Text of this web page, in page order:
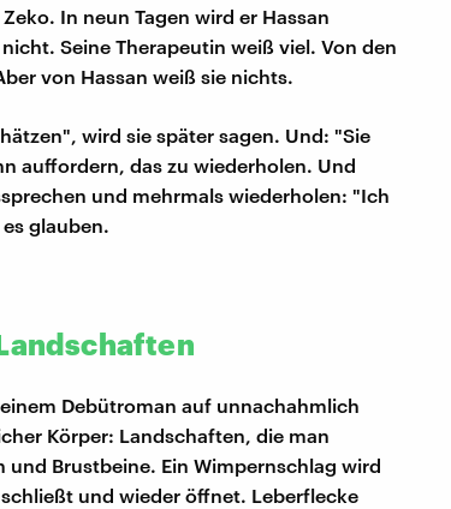
In neun Tagen wird er Hassan
Seine Therapeutin weiß viel. Von den
von Hassan weiß sie nichts.
wird sie später sagen. Und: "Sie
auffordern, das zu wiederholen. Und
und mehrmals wiederholen: "Ich
glauben.
Debütroman auf unnachahmlich
Körper: Landschaften, die man
Brustbeine. Ein Wimpernschlag wird
und wieder öffnet. Leberflecke